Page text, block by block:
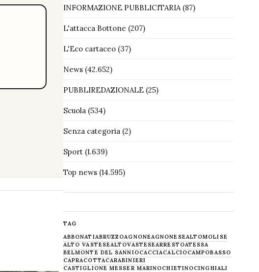
INFORMAZIONE PUBBLICITARIA(87)
L'attacca Bottone (207)
L'Eco cartaceo(37)
News(42.652)
PUBBLIREDAZIONALE(25)
Scuola(534)
Senza categoria(2)
Sport(1.639)
Top news(14.595)
TAG
ABBONATIABRUZZOAGNONEAGNONESEALTOMOLISE
ALTO VASTESEALTOVASTESEARRESTOATESSA
BELMONTE DEL SANNIOCACCIACALCIOCAMPOBASSO
CAPRACOTTACARABINIERI
CASTIGLIONE MESSER MARINOCHIETINOCINGHIALI